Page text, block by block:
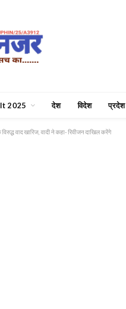
2025 देश विदेश प्रदेश
वाद खारिज, वादी ने कहा- रिवीजन दाखिल करेंगे